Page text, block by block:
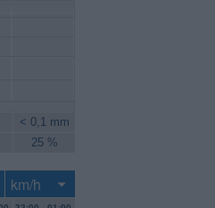
< 0,1 mm
25 %